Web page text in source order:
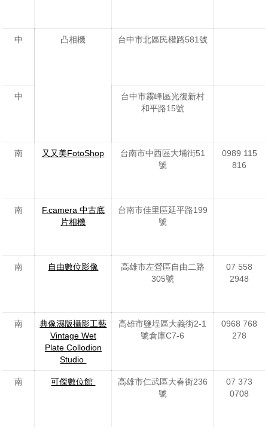
中 凸相機 台中市北區民權路581號
中
台中市霧峰區光復新村
和平路15號
南 又又美FotoShop
台南市中西區大埔街51
號
0989 115
816
南
F.camera 中古底
片相機
台南市佳里區延平路199
號
南 自由數位影像
高雄市左營區自由二路
305號
07 558
2948
南
典像濕版攝影工藝
Vintage Wet
Plate Collodion
Studio
高雄市鹽埕區大義街2-1
號倉庫C7-6
0968 768
278
南 可傑數位館
高雄市仁武區大春街236
號
07 373
0708